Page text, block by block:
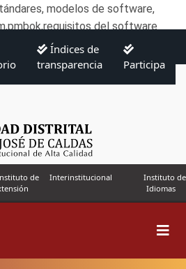
modelos de software,
del software
Índices de
transparencia
Participa
de
Interinstitucional
Instituto de
Idiomas